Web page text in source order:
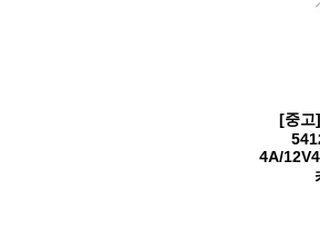
[중고
4A/